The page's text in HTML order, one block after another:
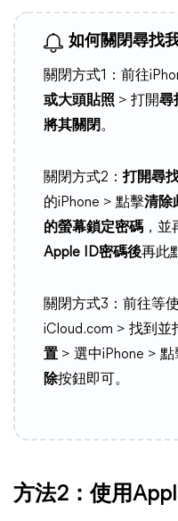
如何關閉尋找
關閉方式1：前往
或大頭貼照 > 打開尋
將其關閉。
關閉方式2：打開尋
的iPhone > 點擊清除
的螢幕鎖定密碼 ，
Apple ID密碼後再此
關閉方式3：前往等
iCloud.com > 找到並
置 > 選中iPhone > 點
除按鈕即可。
方法2：使用